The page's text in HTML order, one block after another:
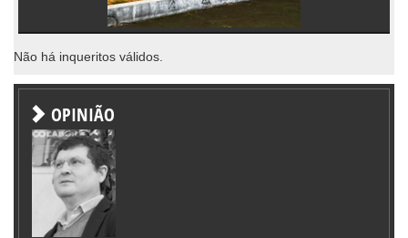
Não há inqueritos válidos.
OPINIÃO